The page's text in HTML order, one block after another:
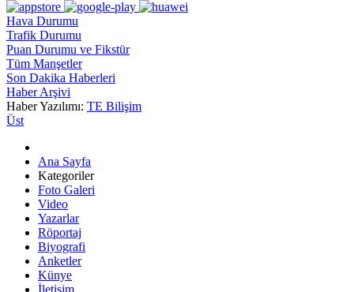
Hava Durumu
Trafik Durumu
Puan Durumu ve Fikstür
Tüm Manşetler
Son Dakika Haberleri
Haber Arşivi
Haber Yazılımı: TE Bilişim
Üst
Ana Sayfa
Kategoriler
Foto Galeri
Video
Yazarlar
Röportaj
Biyografi
Anketler
Künye
İletişim